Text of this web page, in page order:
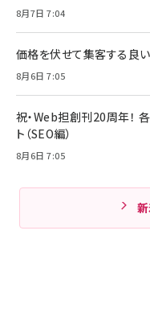
8月7日 7:04
価格を伏せて集客する良
8月6日 7:05
祝・Web担創刊20周年！
ト（SEO編）
8月6日 7:05